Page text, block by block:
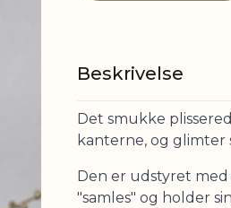
Beskrivelse
Det smukke
kanterne, og glimter
Den er udstyret
"samles" og holder